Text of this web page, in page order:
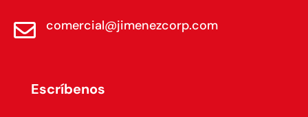
 comercial@jimenezcorp.com
Escríbenos